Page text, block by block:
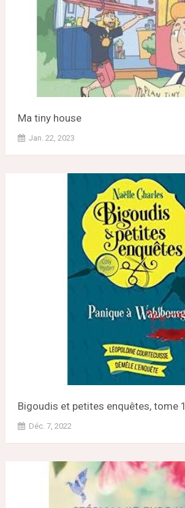
Ma tiny house
Jan. 22, 2023
Bigoudis et petites enquêtes, tome 1
Déc. 7, 2022